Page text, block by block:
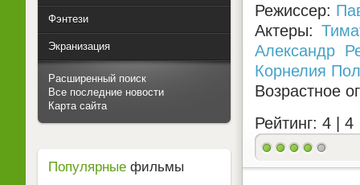
Режиссер:
Актеры:
Александр
Корнелия
Возрастное
Рейтинг: 4 | 4
Фэнтези
Экранизация
Расширенный поиск
Все последние новости
Карта сайта
Популярные фильмы